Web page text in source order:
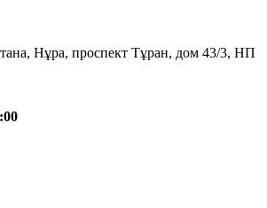
Нұра, проспект Тұран, дом 43/3, НП